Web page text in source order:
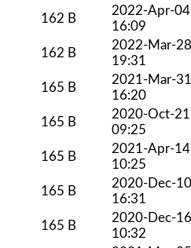
162 B
2022-Apr-04
16:09
162 B
2022-Mar-28
19:31
165 B
2021-Mar-31
16:20
165 B
2020-Oct-21
09:25
165 B
2021-Apr-14
10:25
165 B
2020-Dec-10
16:31
165 B
2020-Dec-16
10:32